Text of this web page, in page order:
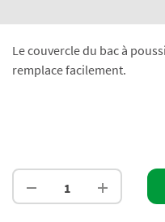
Le couvercle du bac à
remplace facilement.